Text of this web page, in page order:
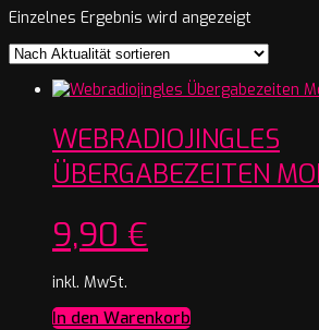
Einzelnes Ergebnis wird angezeigt
WEBRADIOJINGLES
ÜBERGABEZEITEN
9,90 €
inkl. MwSt.
In den Warenkorb